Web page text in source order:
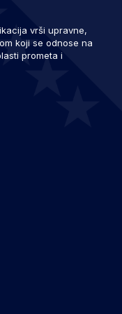
vrši upravne,
koji se odnose na
prometa i